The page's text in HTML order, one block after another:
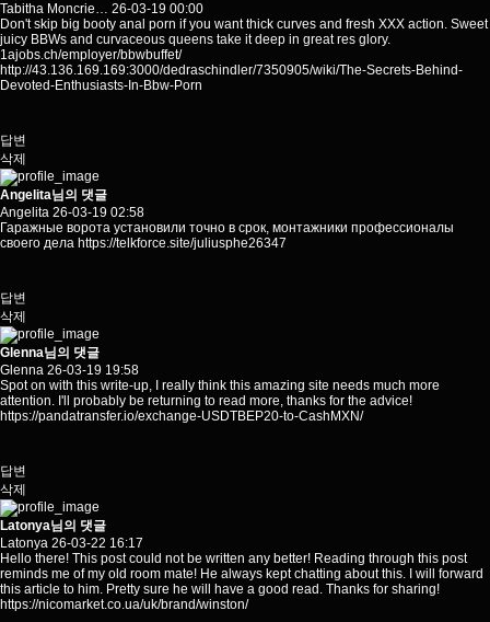
Tabitha Moncrie… 26-03-19 00:00
Don't skip big booty anal porn if you want thick curves and fresh XXX action. Sweet
juicy BBWs and curvaceous queens take it deep in great res glory.
1ajobs.ch/employer/bbwbuffet/
http://43.136.169.169:3000/dedraschindler/7350905/wiki/The-Secrets-Behind-
Devoted-Enthusiasts-In-Bbw-Porn
답변
삭제
Angelita님의 댓글
Angelita 26-03-19 02:58
Гаражные ворота установили точно в срок, монтажники профессионалы
своего дела https://telkforce.site/juliusphe26347
답변
삭제
Glenna님의 댓글
Glenna 26-03-19 19:58
Spot on with this write-up, I really think this amazing site needs much more
attention. I'll probably be returning to read more, thanks for the advice!
https://pandatransfer.io/exchange-USDTBEP20-to-CashMXN/
답변
삭제
Latonya님의 댓글
Latonya 26-03-22 16:17
Hello there! This post could not be written any better! Reading through this post
reminds me of my old room mate! He always kept chatting about this. I will forward
this article to him. Pretty sure he will have a good read. Thanks for sharing!
https://nicomarket.co.ua/uk/brand/winston/